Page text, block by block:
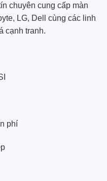
chuyên cung cấp màn
LG, Dell cùng các linh
cạnh tranh.
phí